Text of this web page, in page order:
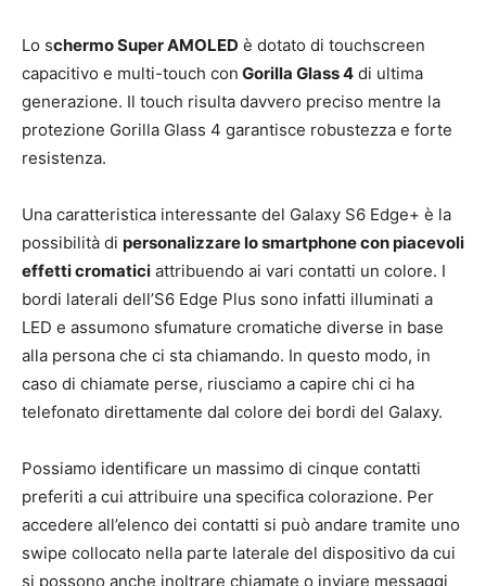
Lo schermo Super AMOLED è dotato di touchscreen
capacitivo e multi-touch con Gorilla Glass 4 di ultima
generazione. Il touch risulta davvero preciso mentre la
protezione Gorilla Glass 4 garantisce robustezza e forte
resistenza.
Una caratteristica interessante del Galaxy S6 Edge+ è la
possibilità di personalizzare lo smartphone con piacevoli
effetti cromatici attribuendo ai vari contatti un colore. I
bordi laterali dell’S6 Edge Plus sono infatti illuminati a
LED e assumono sfumature cromatiche diverse in base
alla persona che ci sta chiamando. In questo modo, in
caso di chiamate perse, riusciamo a capire chi ci ha
telefonato direttamente dal colore dei bordi del Galaxy.
Possiamo identificare un massimo di cinque contatti
preferiti a cui attribuire una specifica colorazione. Per
accedere all’elenco dei contatti si può andare tramite uno
swipe collocato nella parte laterale del dispositivo da cui
si possono anche inoltrare chiamate o inviare messaggi